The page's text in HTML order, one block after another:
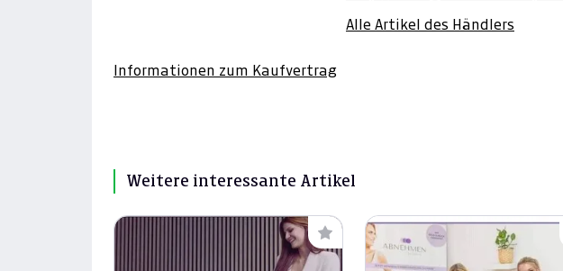
Alle Artikel des Händlers
Informationen zum Kaufvertrag
Weitere interessante Artikel